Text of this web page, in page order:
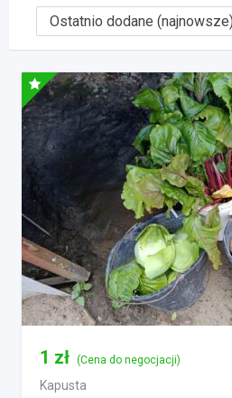
1 zł (Cena do negocjacji)
Kapusta